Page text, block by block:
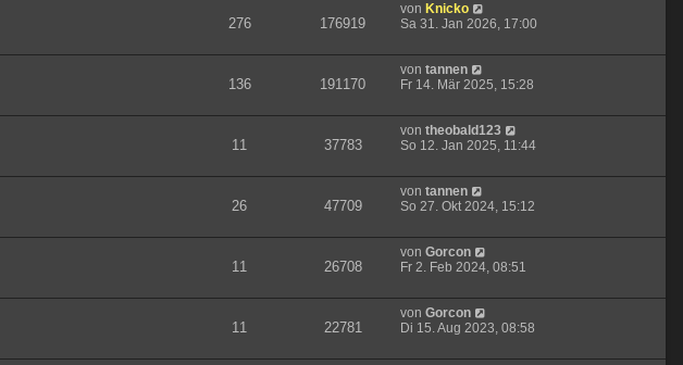
276 176919
von Knicko
Sa 31. Jan 2026, 17:00
136 191170
von tannen
Fr 14. Mär 2025, 15:28
11 37783
von theobald123
So 12. Jan 2025, 11:44
26 47709
von tannen
So 27. Okt 2024, 15:12
11 26708
von Gorcon
Fr 2. Feb 2024, 08:51
11 22781
von Gorcon
Di 15. Aug 2023, 08:58